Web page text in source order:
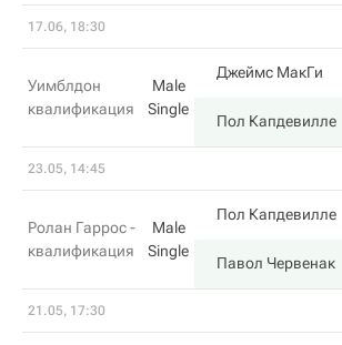
17.06, 18:30
Уимблдон
квалификация
Male
Single
Джеймс МакГи
Пол Капдевилле
23.05, 14:45
Ролан Гаррос -
квалификация
Male
Single
Пол Капдевилле
Павол Червенак
21.05, 17:30